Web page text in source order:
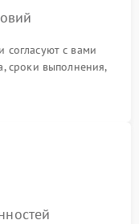
с вами
сроки выполнения,